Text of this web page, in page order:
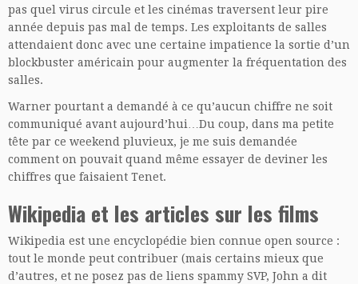
pas quel virus circule et les cinémas traversent leur pire
année depuis pas mal de temps. Les exploitants de salles
attendaient donc avec une certaine impatience la sortie d’un
blockbuster américain pour augmenter la fréquentation des
salles.
Warner pourtant a demandé à ce qu’aucun chiffre ne soit
communiqué avant aujourd’hui…Du coup, dans ma petite
tête par ce weekend pluvieux, je me suis demandée
comment on pouvait quand même essayer de deviner les
chiffres que faisaient Tenet.
Wikipedia et les articles sur les films
Wikipedia est une encyclopédie bien connue open source :
tout le monde peut contribuer (mais certains mieux que
d’autres, et ne posez pas de liens spammy SVP, John a dit